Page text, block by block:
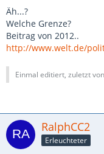
Äh...?
Welche Grenze?
Beitrag von 2012..
http://www.welt.de/
Einmal editiert, zuletzt
RalphCC2
Erleuchteter